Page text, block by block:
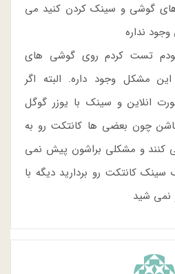
گوشی و سینک کردن کنید می
نداره
تست کردم روی گوشی های
مشکل وجود داره. البته اگر
انلاین و سینک با یوزر گوگل
چون بعضی ها کانتکت رو به
کنند و مشکلی براشون پیش نمی
کانتکت رو بردارید دیگه با
نمی شید